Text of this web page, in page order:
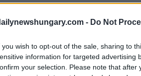
- Do Not
you wish to opt-out of the sale, sharing to
information for targeted advertising
your selection. Please note that
Zusammenstößen in Flammen–
identifiziert
mehrere nationale Grenzen